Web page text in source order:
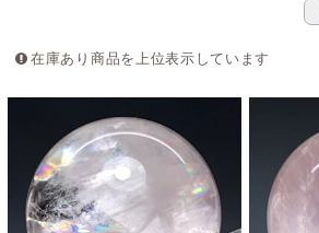
在庫あり商品を上位表示しています